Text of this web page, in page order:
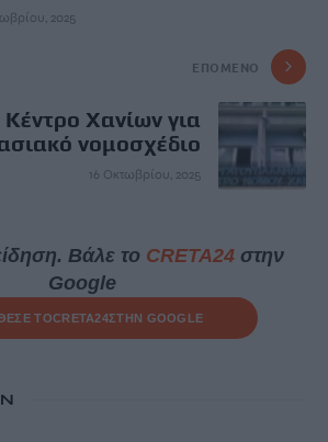
2025
ΕΠΌΜΕΝΟ
Κέντρο Χανίων για
νομοσχέδιο
16 Οκτωβρίου, 2025
Βάλε το CRETA24στην
Google
ΤΟCRETA24ΣΤΗΝ GOOGLE